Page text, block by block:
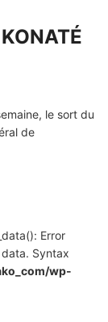
le sort du
de
Error
Syntax
wp-